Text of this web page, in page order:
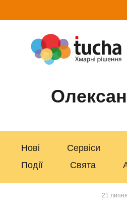
Нові Сервіси
Події
Свята
21